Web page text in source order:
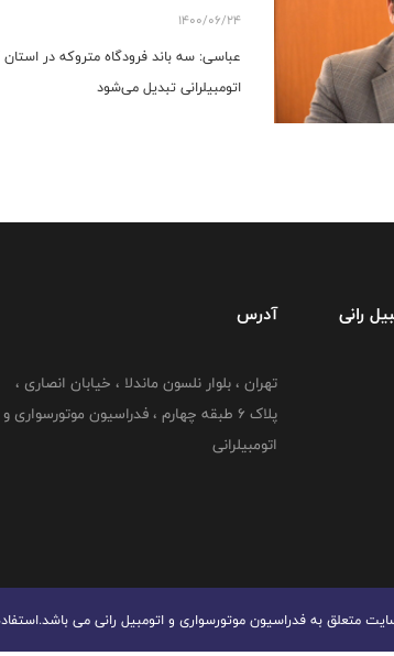
1400/06/24
عباسی: سه باند فرودگاه متروکه در
اتومبیلرانی تبدیل می‌شود
رانی
آدرس
تهران ، بلوار نلسون ماندلا ، خیابان انصاری ،
پلاک ۶ طبقه چهارم ، فدراسیون موتورسواری و
اتومبیلرانی
متعلق به فدراسیون موتورسواری و اتومبیل رانی می